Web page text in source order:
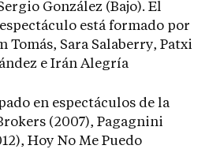
González (Bajo). El
está formado por
Tomás, Sara Salaberry, Patxi
e Irán Alegría
en espectáculos de la
(2007), Pagagnini
Hoy No Me Puedo